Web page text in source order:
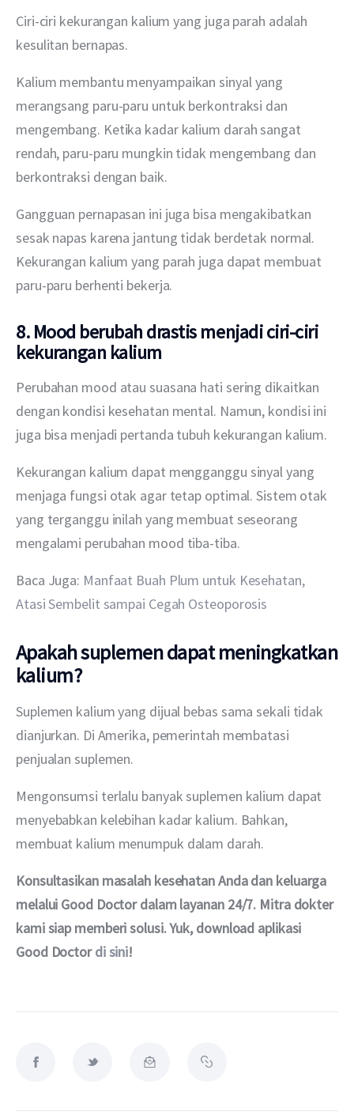
Ciri-ciri kekurangan kalium yang juga parah adalah
kesulitan bernapas.
Kalium membantu menyampaikan sinyal yang
merangsang paru-paru untuk berkontraksi dan
mengembang. Ketika kadar kalium darah sangat
rendah, paru-paru mungkin tidak mengembang dan
berkontraksi dengan baik.
Gangguan pernapasan ini juga bisa mengakibatkan
sesak napas karena jantung tidak berdetak normal.
Kekurangan kalium yang parah juga dapat membuat
paru-paru berhenti bekerja.
8. Mood berubah drastis menjadi ciri-ciri
kekurangan kalium
Perubahan mood atau suasana hati sering dikaitkan
dengan kondisi kesehatan mental. Namun, kondisi ini
juga bisa menjadi pertanda tubuh kekurangan kalium.
Kekurangan kalium dapat mengganggu sinyal yang
menjaga fungsi otak agar tetap optimal. Sistem otak
yang terganggu inilah yang membuat seseorang
mengalami perubahan mood tiba-tiba.
Baca Juga: Manfaat Buah Plum untuk Kesehatan,
Atasi Sembelit sampai Cegah Osteoporosis
Apakah suplemen dapat meningkatkan
kalium?
Suplemen kalium yang dijual bebas sama sekali tidak
dianjurkan. Di Amerika, pemerintah membatasi
penjualan suplemen.
Mengonsumsi terlalu banyak suplemen kalium dapat
menyebabkan kelebihan kadar kalium. Bahkan,
membuat kalium menumpuk dalam darah.
Konsultasikan masalah kesehatan Anda dan keluarga
melalui Good Doctor dalam layanan 24/7. Mitra dokter
kami siap memberi solusi. Yuk, download aplikasi
Good Doctor di sini!